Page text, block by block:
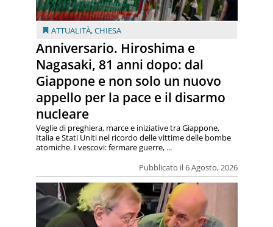
ATTUALITÀ,CHIESA
Anniversario. Hiroshima e
Nagasaki, 81 anni dopo: dal
Giappone e non solo un nuovo
appello per la pace e il disarmo
nucleare
Pubblicato il 6 Agosto, 2026
Veglie di preghiera, marce e iniziative tra Giappone,
Italia e Stati Uniti nel ricordo delle vittime delle bombe
atomiche. I vescovi: fermare guerre, ...